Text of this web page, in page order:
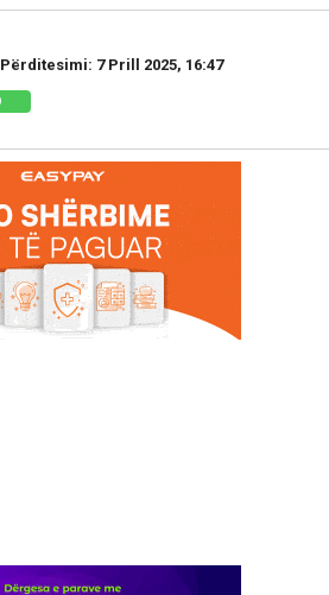
Përditesimi: 7 Prill 2025, 16:47